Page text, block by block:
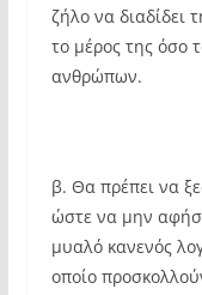
ζήλο να διαδίδει
το μέρος της όσο
ανθρώπων.
β. Θα πρέπει να
ώστε να μην
μυαλό κανενός
οποίο